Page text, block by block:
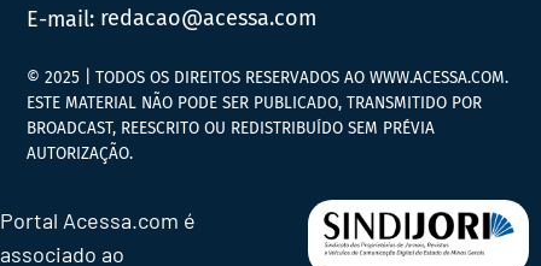
E-mail: redacao@acessa.com
© 2025 | TODOS OS DIREITOS RESERVADOS AO WWW.ACESSA.COM.
ESTE MATERIAL NÃO PODE SER PUBLICADO, TRANSMITIDO POR
BROADCAST, REESCRITO OU REDISTRIBUÍDO SEM PRÉVIA
AUTORIZAÇÃO.
Portal Acessa.com é
associado ao